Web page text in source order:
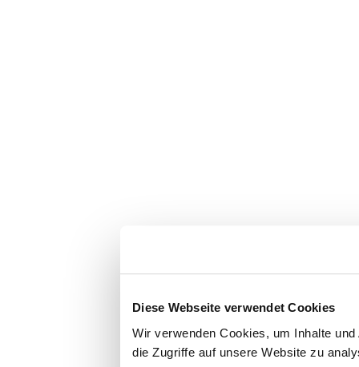
Diese Webseite verwendet Cookies
Wir verwenden Cookies, um Inhalte
die Zugriffe auf unsere Website zu